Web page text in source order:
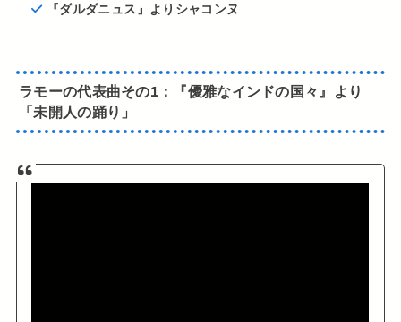
『ダルダニュス』よりシャコンヌ
ラモーの代表曲その1：
『優雅なインドの国々』より
「未開人の踊り」